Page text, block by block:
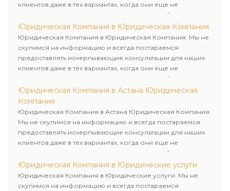
клиентов даже в тех вариантах, когда они еще не
пользовались юридическими услугами нашей компании.
Юридическая Компания в Юридическая Компания
Юридическая Компания в Юридическая Компания. Мы не
скупимся на информацию и всегда постараемся
предоставлять исчерпывающие консультации для наших
клиентов даже в тех вариантах, когда они еще не
пользовались юридическими услугами нашей компании.
Юридическая Компания в Астана Юридическая
Компания
Юридическая Компания в Астана Юридическая Компания.
Мы не скупимся на информацию и всегда постараемся
предоставлять исчерпывающие консультации для наших
клиентов даже в тех вариантах, когда они еще не
пользовались юридическими услугами нашей компании.
Юридическая Компания в Юридические услуги
Юридическая Компания в Юридические услуги. Мы не
скупимся на информацию и всегда постараемся